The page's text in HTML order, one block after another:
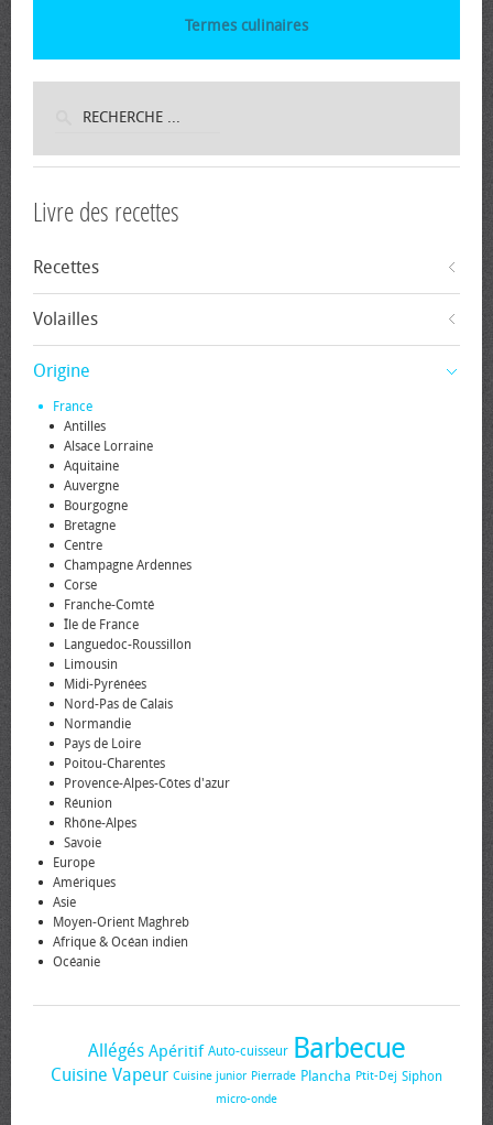
Termes culinaires
Livre des recettes
Recettes
Volailles
Origine
France
Antilles
Alsace Lorraine
Aquitaine
Auvergne
Bourgogne
Bretagne
Centre
Champagne Ardennes
Corse
Franche-Comté
Île de France
Languedoc-Roussillon
Limousin
Midi-Pyrénées
Nord-Pas de Calais
Normandie
Pays de Loire
Poitou-Charentes
Provence-Alpes-Côtes d'azur
Réunion
Rhône-Alpes
Savoie
Europe
Amériques
Asie
Moyen-Orient Maghreb
Afrique & Océan indien
Océanie
Allégés Apéritif Auto-cuisseur Barbecue
Cuisine Vapeur Cuisine junior Pierrade Plancha Ptit-Dej Siphon
micro-onde